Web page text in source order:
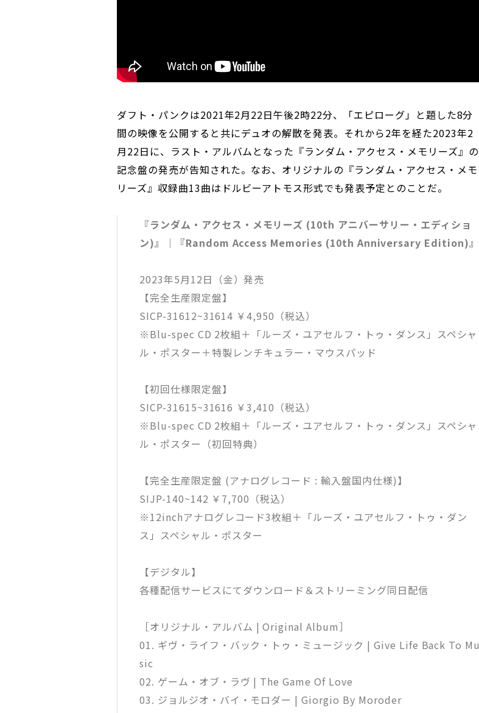
ダフト・パンクは2021年2月22日午後2時22分、「エピローグ」と題した8分
間の映像を公開すると共にデュオの解散を発表。それから2年を経た2023年2
月22日に、ラスト・アルバムとなった『ランダム・アクセス・メモリーズ』の
記念盤の発売が告知された。なお、オリジナルの『ランダム・アクセス・メモ
リーズ』収録曲13曲はドルビーアトモス形式でも発表予定とのことだ。
『ランダム・アクセス・メモリーズ (10th アニバーサリー・エディショ
ン)』｜『Random Access Memories (10th Anniversary Edition)』
2023年5月12日（金）発売
【完全生産限定盤】
SICP-31612~31614 ￥4,950（税込）
※Blu-spec CD 2枚組＋「ルーズ・ユアセルフ・トゥ・ダンス」スペシャ
ル・ポスター＋特製レンチキュラー・マウスパッド
【初回仕様限定盤】
SICP-31615~31616 ￥3,410（税込）
※Blu-spec CD 2枚組＋「ルーズ・ユアセルフ・トゥ・ダンス」スペシャ
ル・ポスター（初回特典）
【完全生産限定盤 (アナログレコード : 輸入盤国内仕様)】
SIJP-140~142 ￥7,700（税込）
※12inchアナログレコード3枚組＋「ルーズ・ユアセルフ・トゥ・ダン
ス」スペシャル・ポスター
【デジタル】
各種配信サービスにてダウンロード＆ストリーミング同日配信
［オリジナル・アルバム | Original Album］
01. ギヴ・ライフ・バック・トゥ・ミュージック | Give Life Back To Mu
sic
02. ゲーム・オブ・ラヴ | The Game Of Love
03. ジョルジオ・バイ・モロダー | Giorgio By Moroder